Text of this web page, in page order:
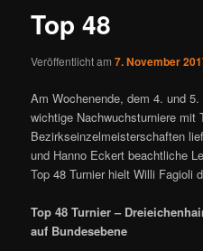
Top 48
Veröffentlicht am7. November
Am Wochenende, dem 4. und
wichtige Nachwuchsturniere
Bezirkseinzelmeisterschaften
und Hanno Eckert beachtliche
Top 48 Turnier hielt Willi Fagioli
Top 48 Turnier –
auf Bundesebene